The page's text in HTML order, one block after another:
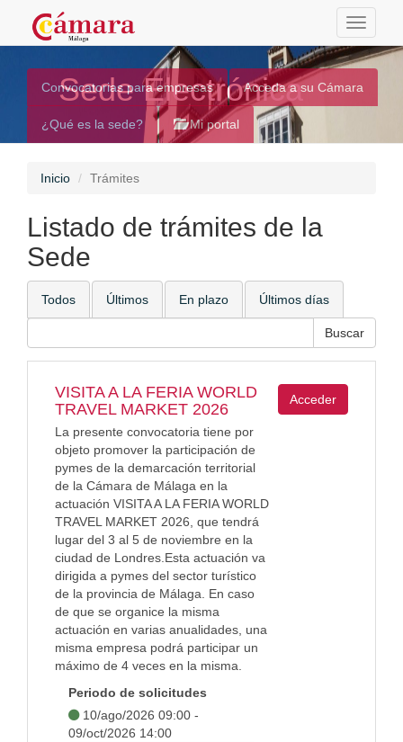
Toggle
Sede Electrónica
Convocatorias para empresas Acceda a su Cámara
¿Qué es la sede? Mi portal
Inicio Trámites
Listado de trámites de la
Sede
Todos Últimos En plazo Últimos días
VISITA A LA FERIA WORLD
TRAVEL MARKET 2026
La presente convocatoria tiene por
objeto promover la participación de
pymes de la demarcación territorial
de la Cámara de Málaga en la
actuación VISITA A LA FERIA WORLD
TRAVEL MARKET 2026, que tendrá
lugar del 3 al 5 de noviembre en la
ciudad de Londres.Esta actuación va
dirigida a pymes del sector turístico
de la provincia de Málaga. En caso
de que se organice la misma
actuación en varias anualidades, una
misma empresa podrá participar un
máximo de 4 veces en la misma.
Periodo de solicitudes
10/ago/2026 09:00 -
09/oct/2026 14:00
Acceder